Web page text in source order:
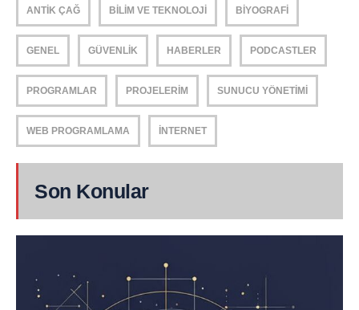
ANTIK ÇAĞ BILIM VE TEKNOLOJI BIYOGRAFI
GENEL GÜVENLIK HABERLER PODCASTLER
PROGRAMLAR PROJELERIM SUNUCU YÖNETIMI
WEB PROGRAMLAMA İNTERNET
Son Konular